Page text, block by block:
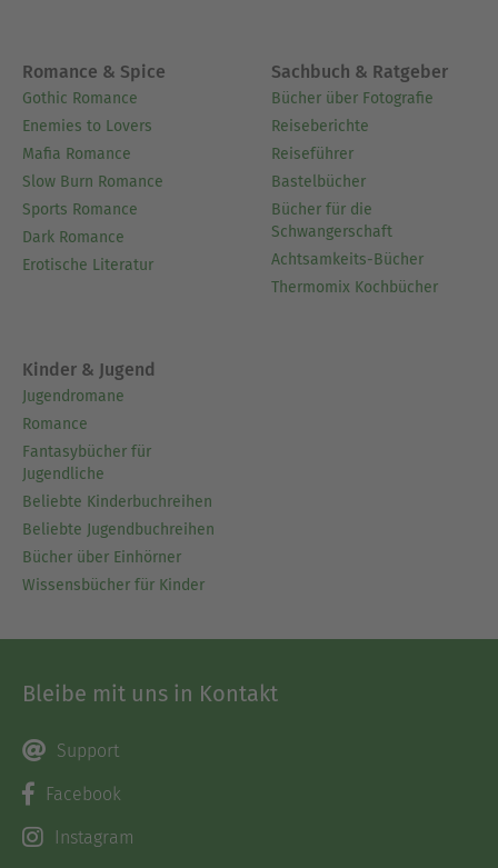
Romance & Spice
Gothic Romance
Enemies to Lovers
Mafia Romance
Slow Burn Romance
Sports Romance
Dark Romance
Erotische Literatur
Sachbuch & Ratgeber
Bücher über Fotografie
Reiseberichte
Reiseführer
Bastelbücher
Bücher für die
Schwangerschaft
Achtsamkeits-Bücher
Thermomix Kochbücher
Kinder & Jugend
Jugendromane
Romance
Fantasybücher für
Jugendliche
Beliebte Kinderbuchreihen
Beliebte Jugendbuchreihen
Bücher über Einhörner
Wissensbücher für Kinder
Bleibe mit uns in Kontakt
Support
Facebook
Instagram